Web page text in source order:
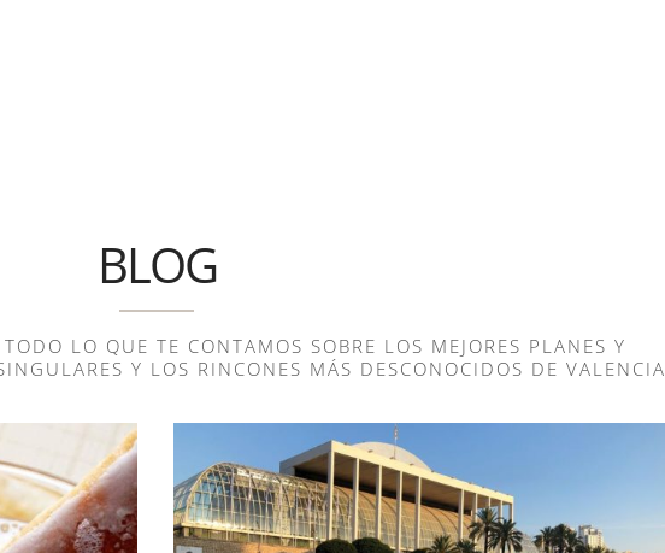
BLOG
LO QUE TE CONTAMOS SOBRE LOS MEJORES PLANES Y
Y LOS RINCONES MÁS DESCONOCIDOS DE VALENCIA